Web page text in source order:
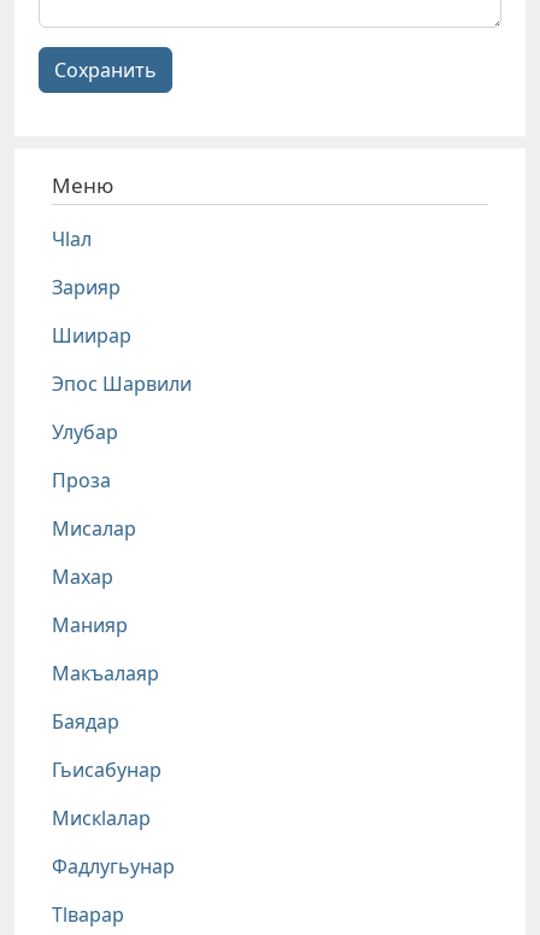
Сохранить
Меню
Чlал
Зарияр
Шиирар
Эпос Шарвили
Улубар
Проза
Мисалар
Махар
Манияр
Макъалаяр
Баядар
Гьисабунар
Мискlалар
Фадлугьунар
Тlварар